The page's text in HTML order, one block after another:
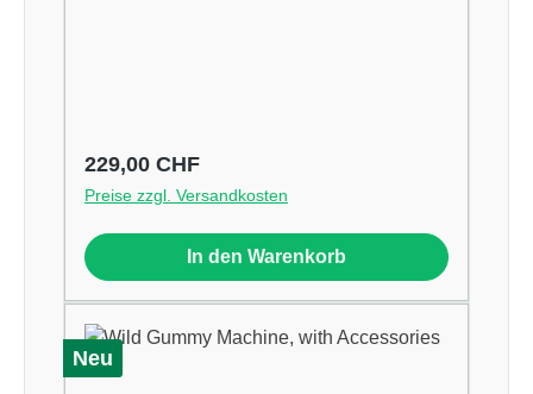
Regulärer Preis:
229,00 CHF
Preise zzgl. Versandkosten
In den Warenkorb
Neu